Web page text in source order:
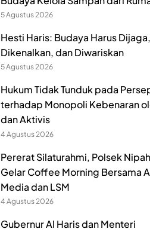
5 Agustus 2026
Hesti Haris: Budaya Harus Dijaga,
Dikenalkan, dan Diwariskan
5 Agustus 2026
Hukum Tidak Tunduk pada
terhadap Monopoli Kebenaran
dan Aktivis
4 Agustus 2026
Pererat Silaturahmi, Polsek
Gelar Coffee Morning Bersama
Media dan LSM
4 Agustus 2026
Gubernur Al Haris dan Menteri